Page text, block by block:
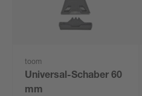
toom
Universal-Schaber 60
mm